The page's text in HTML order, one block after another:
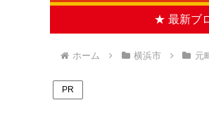
★ 最新ブ
ホーム 横浜市 元
PR